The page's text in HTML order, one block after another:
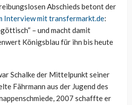
Abschieds betont der
Interview mit transfermarkt.de:
– und macht damit
Königsblau für ihn bis heute
Schalke der Mittelpunkt seiner
Fährmann aus der Jugend des
2007 schaffte er